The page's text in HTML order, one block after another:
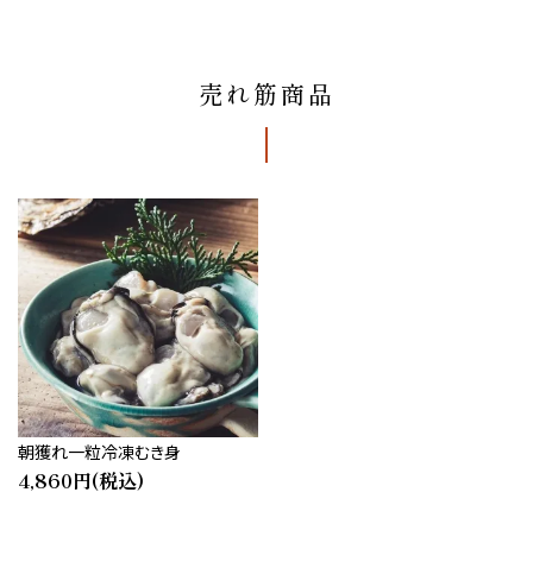
売れ筋商品
朝獲れ一粒冷凍むき身
4,860円(税込)